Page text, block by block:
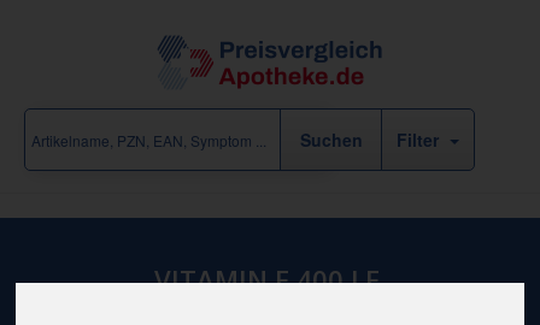
Filter
VITAMIN E 400 I.E.